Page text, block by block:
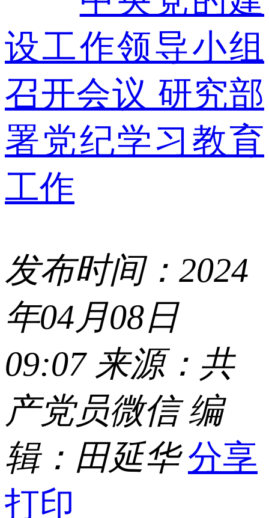
设工作领导小组
召开会议 研究部
署党纪学习教育
工作
发布时间：2024
年04月08日
09:07 来源：共
产党员微信 编
辑：田延华 分享
打印